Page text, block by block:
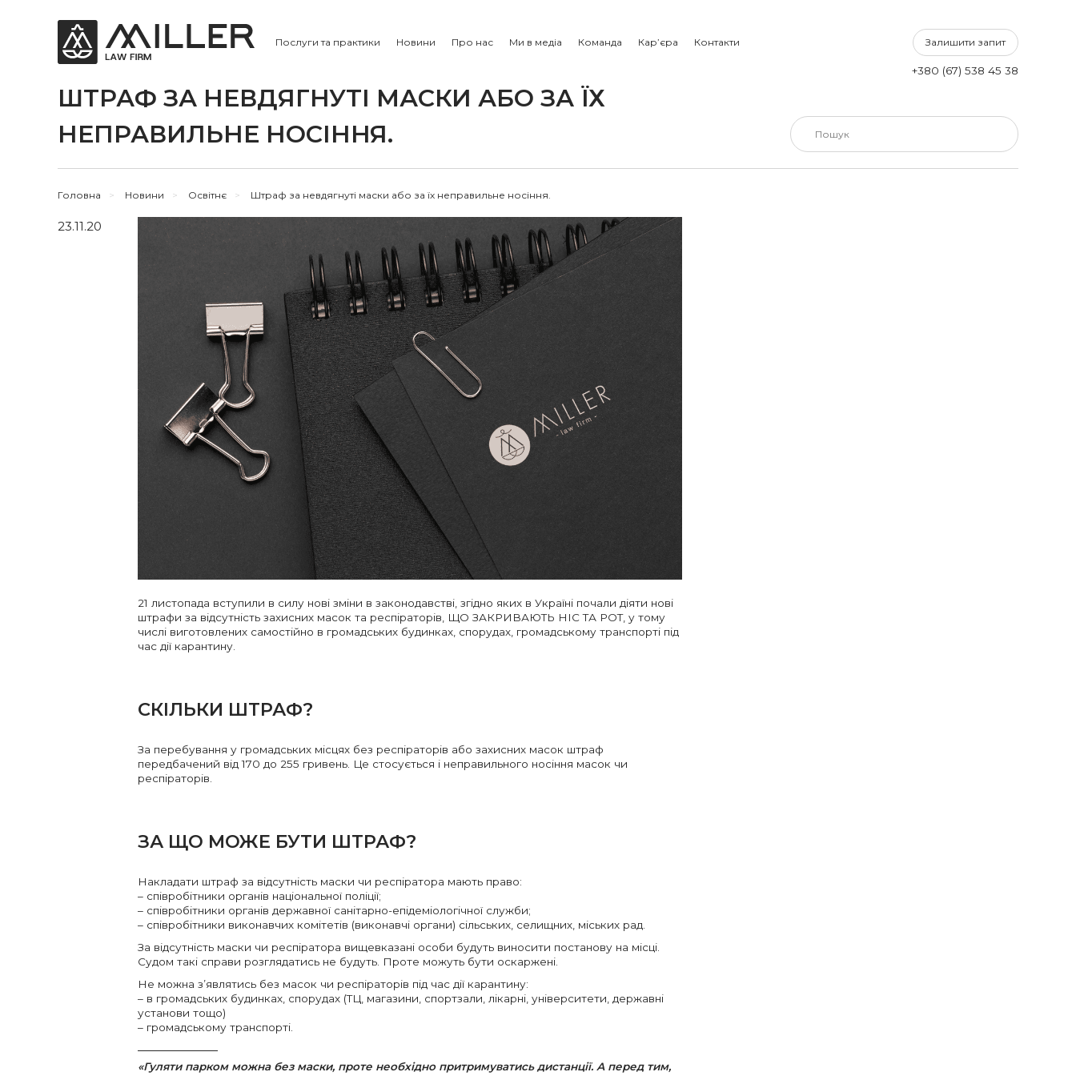
Послуги та практики Новини Про нас Ми в медіа Команда Кар’єра Контакти Залишити запит
+380 (67) 538 45 38
ШТРАФ ЗА НЕВДЯГНУТІ МАСКИ АБО ЗА ЇХ
НЕПРАВИЛЬНЕ НОСІННЯ.
Головна > Новини > Освітнє > Штраф за невдягнуті маски або за їх неправильне носіння.
23.11.20
21 листопада вступили в силу нові зміни в законодавстві, згідно яких в Україні почали діяти нові
штрафи за відсутність захисних масок та респіраторів, ЩО ЗАКРИВАЮТЬ НІС ТА РОТ, у тому
числі виготовлених самостійно в громадських будинках, спорудах, громадському транспорті під
час дії карантину.
СКІЛЬКИ ШТРАФ?
За перебування у громадських місцях без респіраторів або захисних масок штраф
передбачений від 170 до 255 гривень. Це стосується і неправильного носіння масок чи
респіраторів.
ЗА ЩО МОЖЕ БУТИ ШТРАФ?
Накладати штраф за відсутність маски чи респіратора мають право:
– співробітники органів національної поліції;
– співробітники органів державної санітарно-епідеміологічної служби;
– співробітники виконавчих комітетів (виконавчі органи) сільських, селищних, міських рад.
За відсутність маски чи респіратора вищевказані особи будуть виносити постанову на місці.
Судом такі справи розглядатись не будуть. Проте можуть бути оскаржені.
Не можна з’являтись без масок чи респіраторів під час дії карантину:
– в громадських будинках, спорудах (ТЦ, магазини, спортзали, лікарні, університети, державні
установи тощо)
– громадському транспорті.
«Гуляти парком можна без маски, проте необхідно притримуватись дистанції. А перед тим,